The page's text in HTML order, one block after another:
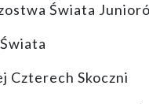
Świata
Czterech Skoczni